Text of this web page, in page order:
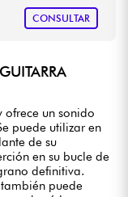
CONSULTAR
ofrece un sonido
puede utilizar en
de su
en su bucle de
definitiva.
puede